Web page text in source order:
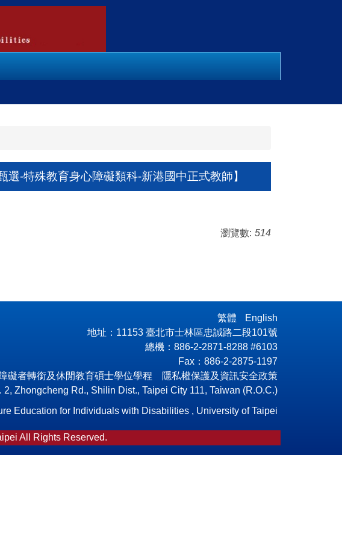
-特殊教育身心障礙類科-新港國中正式教師】
瀏覽數: 514
繁體
English
地址：11153 臺北市士林區忠誠路二段101號
總機：886-2-2871-8288 #6103
Fax：886-2-2875-1197
礙者轉銜及休閒教育碩士學位學程 隱私權保護及資訊安全政策
2, Zhongcheng Rd., Shilin Dist., Taipei City 111, Taiwan (R.O.C.)
Education for Individuals with Disabilities , University of Taipei
All Rights Reserved.